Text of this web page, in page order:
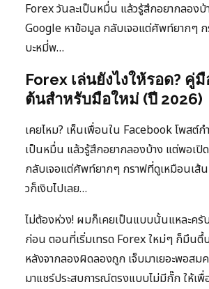
Forex วันละเป็นหมื่น แล้วรู้สึกอยากลอง
Google หาข้อมูล กลับเจอแต่ศัพท์ยากๆ
บะหมี่พ…
Forex เล่นยังไงให้รอด? คู่
ต้นสำหรับมือใหม่ (ปี 2026)
เคยไหม? เห็นเพื่อนใน Facebook โพสต์ก
เป็นหมื่น แล้วรู้สึกอยากลองบ้าง แต่พอเปิ
กลับเจอแต่ศัพท์ยากๆ กราฟที่ดูเหมือนเ
วก็เงิบไปเลย…
ไม่ต้องห่วง! ผมก็เคยเป็นแบบนั้นแหละครั
ก่อน ตอนที่เริ่มเทรด Forex ใหม่ๆ ก็มึน
หลังจากลองผิดลองถูก เจ็บมาเยอะพอสม
มาแชร์ประสบการณ์ตรงแบบไม่มีกั๊ก ให้เ